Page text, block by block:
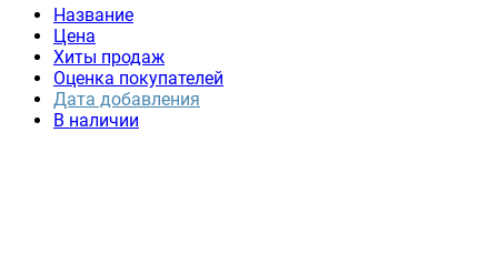
Название
Цена
Хиты продаж
Оценка покупателей
Дата добавления
В наличии